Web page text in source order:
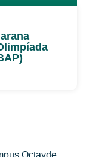
Octayde